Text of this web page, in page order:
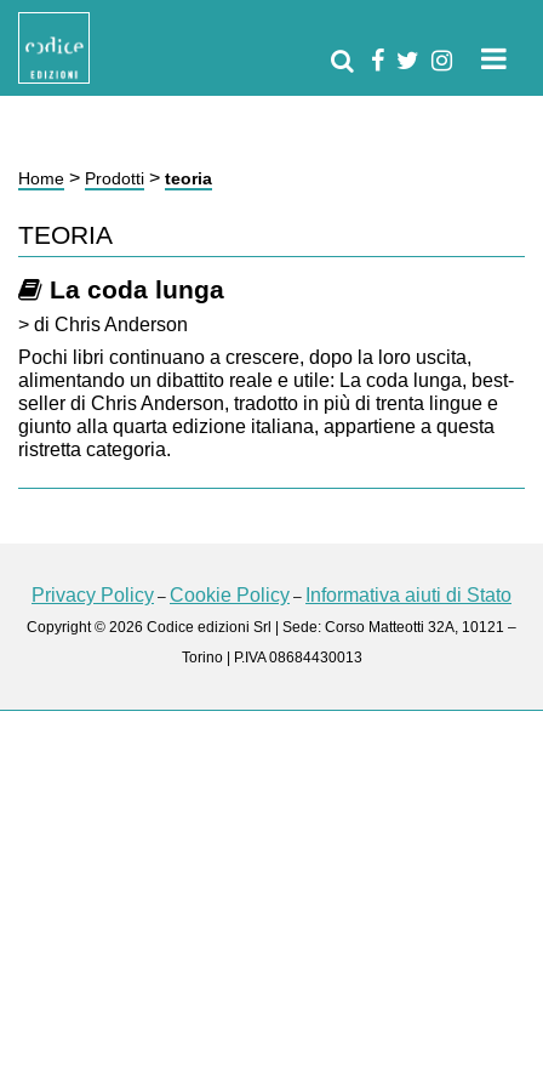
Home > Prodotti > teoria
TEORIA
La coda lunga
> di Chris Anderson
Pochi libri continuano a crescere, dopo la loro uscita,
alimentando un dibattito reale e utile: La coda lunga, best-
seller di Chris Anderson, tradotto in più di trenta lingue e
giunto alla quarta edizione italiana, appartiene a questa
ristretta categoria.
Privacy Policy – Cookie Policy – Informativa aiuti di Stato
Copyright © 2026 Codice edizioni Srl | Sede: Corso Matteotti 32A, 10121 –
Torino | P.IVA 08684430013